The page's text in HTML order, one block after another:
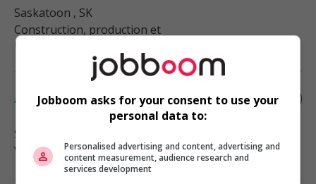
Saskatoon , SK
Construction, production et
manutention
Associe, ventes et service a la clientele
Saskatoon
Vente, achat et service à la clientèle
Jobboom asks for your consent to use your
personal data to:
Personalised advertising and content, advertising and
content measurement, audience research and
services development